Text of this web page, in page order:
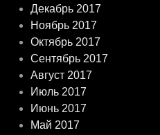
Декабрь 2017
Ноябрь 2017
Октябрь 2017
Сентябрь 2017
Август 2017
Июль 2017
Июнь 2017
Май 2017